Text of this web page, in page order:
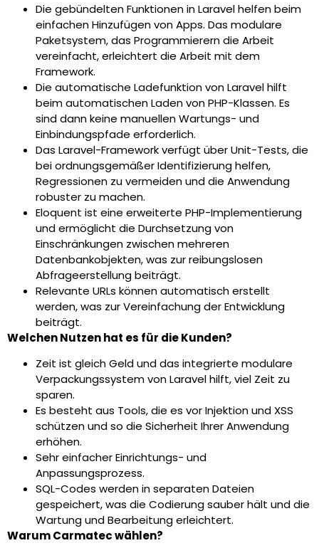
Die gebündelten Funktionen in Laravel helfen beim
einfachen Hinzufügen von Apps. Das modulare
Paketsystem, das Programmierern die Arbeit
vereinfacht, erleichtert die Arbeit mit dem
Framework.
Die automatische Ladefunktion von Laravel hilft
beim automatischen Laden von PHP-Klassen. Es
sind dann keine manuellen Wartungs- und
Einbindungspfade erforderlich.
Das Laravel-Framework verfügt über Unit-Tests, die
bei ordnungsgemäßer Identifizierung helfen,
Regressionen zu vermeiden und die Anwendung
robuster zu machen.
Eloquent ist eine erweiterte PHP-Implementierung
und ermöglicht die Durchsetzung von
Einschränkungen zwischen mehreren
Datenbankobjekten, was zur reibungslosen
Abfrageerstellung beiträgt.
Relevante URLs können automatisch erstellt
werden, was zur Vereinfachung der Entwicklung
beiträgt.
Welchen Nutzen hat es für die Kunden?
Zeit ist gleich Geld und das integrierte modulare
Verpackungssystem von Laravel hilft, viel Zeit zu
sparen.
Es besteht aus Tools, die es vor Injektion und XSS
schützen und so die Sicherheit Ihrer Anwendung
erhöhen.
Sehr einfacher Einrichtungs- und
Anpassungsprozess.
SQL-Codes werden in separaten Dateien
gespeichert, was die Codierung sauber hält und die
Wartung und Bearbeitung erleichtert.
Warum Carmatec wählen?